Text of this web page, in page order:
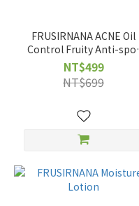
FRUSIRNANA ACNE Oil
Control Fruity Anti-spot
Essence
NT$499
NT$699